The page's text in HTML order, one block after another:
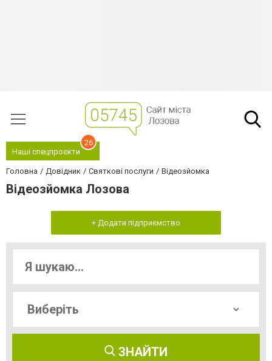
Наші спецпроєкти
26
Головна Довідник Святкові послуги Відеозйомка
Відеозйомка Лозова
+ Додати підприємство
ЗНАЙТИ